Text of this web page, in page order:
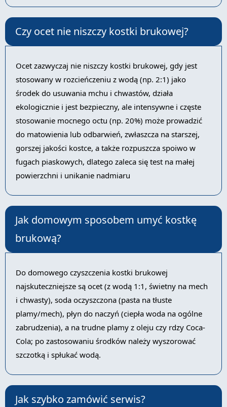
Czy ocet nie niszczy kostki brukowej?
Ocet zazwyczaj nie niszczy kostki brukowej, gdy jest
stosowany w rozcieńczeniu z wodą (np. 2:1) jako
środek do usuwania mchu i chwastów, działa
ekologicznie i jest bezpieczny, ale intensywne i częste
stosowanie mocnego octu (np. 20%) może prowadzić
do matowienia lub odbarwień, zwłaszcza na starszej,
gorszej jakości kostce, a także rozpuszcza spoiwo w
fugach piaskowych, dlatego zaleca się test na małej
powierzchni i unikanie nadmiaru
Jak domowym sposobem umyć kostkę
brukową?
Do domowego czyszczenia kostki brukowej
najskuteczniejsze są ocet (z wodą 1:1, świetny na mech
i chwasty), soda oczyszczona (pasta na tłuste
plamy/mech), płyn do naczyń (ciepła woda na ogólne
zabrudzenia), a na trudne plamy z oleju czy rdzy Coca-
Cola; po zastosowaniu środków należy wyszorować
szczotką i spłukać wodą.
Jak szybko zamówić serwis?